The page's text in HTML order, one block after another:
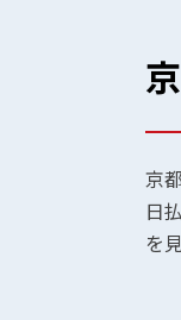
京
日
を